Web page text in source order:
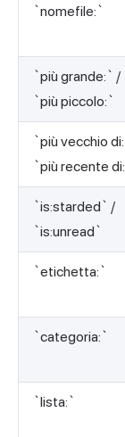
`nomefile:`
`più grande:` /
`più piccolo:`
`più vecchio
`più recente
`is:starded` /
`is:unread`
`etichetta:`
`categoria:`
`lista:`